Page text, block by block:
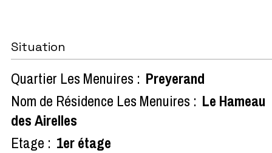
Situation
Quartier Les Menuires : Preyerand
Nom de Résidence Les Menuires : Le Hameau
des Airelles
Etage : 1er étage